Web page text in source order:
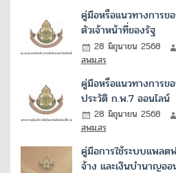
คู่มือหรือแนวทางการข
ตัวเจ้าหน้าที่ของรัฐ
28 มิถุนายน 2568
สพม.สร
คู่มือหรือแนวทางการข
ประวัติ ก.พ.7 ออนไลน์
28 มิถุนายน 2568
สพม.สร
คู่มือการใช้ระบบแพลต
จ้าง และเงินบำนาญอ